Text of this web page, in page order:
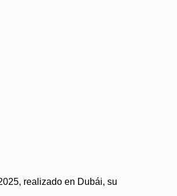
realizado en Dubái, su